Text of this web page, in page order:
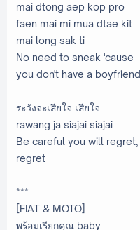
mai dtong aep kop pro
faen mai mi mua dtae kit
mai long sak ti
No need to sneak 'cause
you don't have a boyfriend
ระวังจะเสียใจ เสียใจ
rawang ja siajai siajai
Be careful you will regret,
regret
***
[FIAT & MOTO]
พร้อมเรียกคุณ baby